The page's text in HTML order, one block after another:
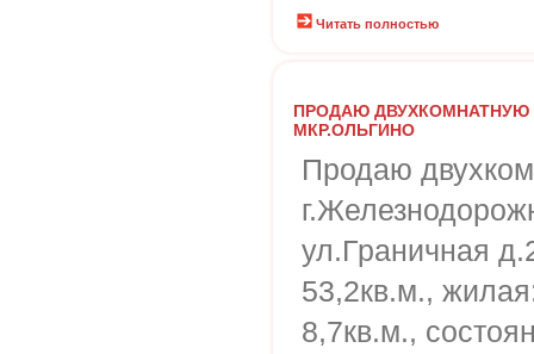
Читать полностью
ПРОДАЮ ДВУХКОМНАТНУЮ
МКР.ОЛЬГИНО
Продаю
ул.Граничная
53,2кв.м.,
8,7кв.м.,